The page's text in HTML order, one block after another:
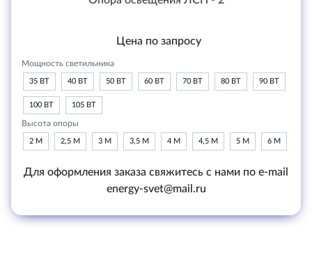
Цена по запросу
Мощность светильника
35 ВТ 40 ВТ 50 ВТ 60 ВТ 70 ВТ 80 ВТ 90 ВТ
100 ВТ 105 ВТ
Высота опоры
2 М 2,5 М 3 М 3,5 М 4 М 4,5 М 5 М 6 М
Для оформления заказа свяжитесь с нами по e-mail
energy-svet@mail.ru